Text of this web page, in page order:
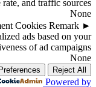
and traffic sources.
None
►
Cookies Remark
ads based on your
of ad campaigns.
None
Reject All
Powered by